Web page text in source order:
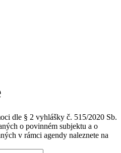
dle § 2 vyhlášky č. 515/2020 Sb.
o povinném subjektu a o
v rámci agendy naleznete na